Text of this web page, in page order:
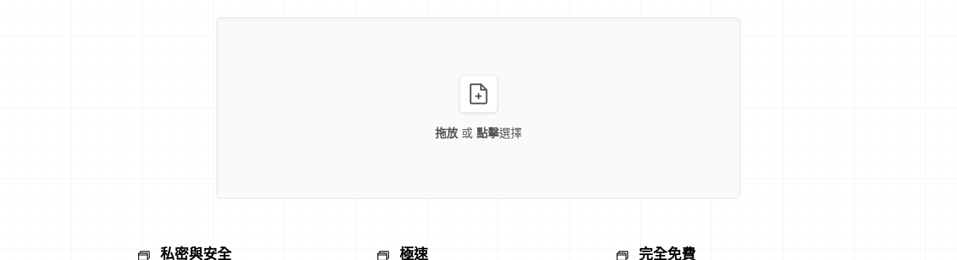
拖放 或 點擊選擇
私密與安全 極速 完全免費